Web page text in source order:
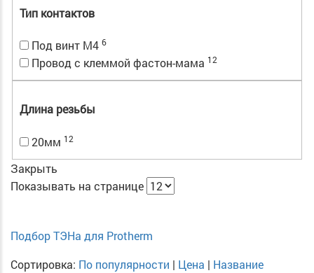
Тип контактов
Под винт М4 6
Провод с клеммой фастон-мама 12
Длина резьбы
20мм 12
Закрыть
Показывать на странице
Подбор ТЭНа для Protherm
Сортировка: По популярности | Цена | Название